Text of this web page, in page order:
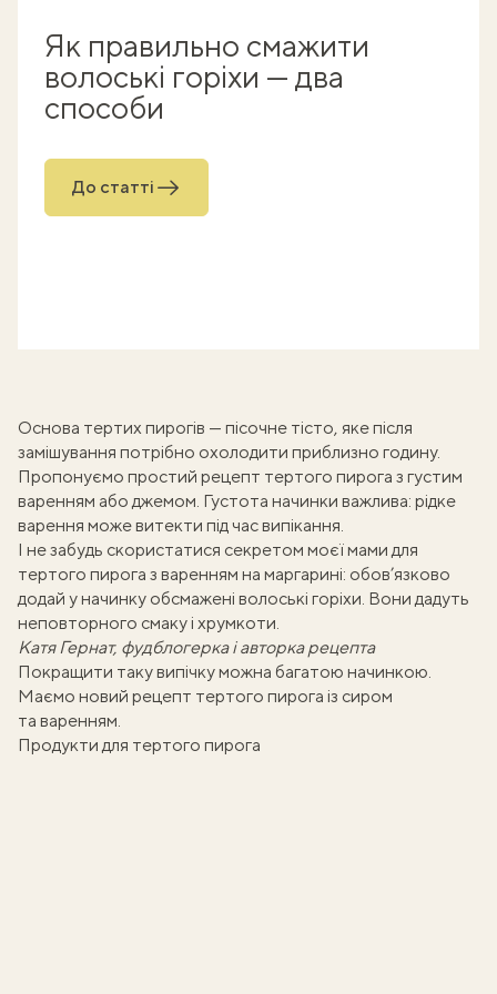
Як правильно смажити
волоські горіхи — два
способи
До статті
Основа тертих пирогів — пісочне тісто, яке після
замішування потрібно охолодити приблизно годину.
Пропонуємо простий рецепт тертого пирога з густим
варенням або джемом. Густота начинки важлива: рідке
варення може витекти під час випікання.
І не забудь скористатися секретом моєї мами для
тертого пирога з варенням на маргарині: обов’язково
додай у начинку обсмажені волоські горіхи. Вони дадуть
неповторного смаку і хрумкоти.
Катя Гернат, фудблогерка і авторка рецепта
Покращити таку випічку можна багатою начинкою.
Маємо новий рецепт тертого пирога із сиром
та варенням.
Продукти для тертого пирога